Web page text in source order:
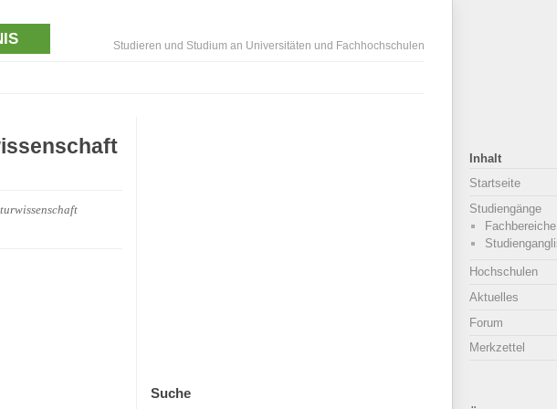
Studieren und Studium an Universitäten und Fachhochschulen
Suche
Inhalt
Startseite
Studiengänge
Fachbereiche
Hochschulen
Aktuelles
Forum
Merkzettel